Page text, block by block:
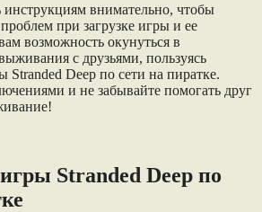
инструкциям внимательно, чтобы
при загрузке игры и ее
возможность окунуться в
с друзьями, пользуясь
Deep по сети на пиратке.
и не забывайте помогать друг
Stranded Deep по